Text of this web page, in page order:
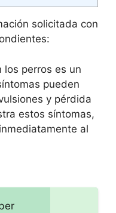
solicitada con
los perros es un
pueden
y pérdida
estos síntomas,
al